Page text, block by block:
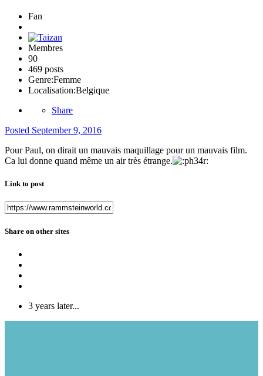
Fan
Membres
90
469 posts
Genre:Femme
Localisation:Belgique
Share
Posted September 9, 2016
Pour Paul, on dirait un mauvais maquillage pour un mauvais film.
Ca lui donne quand même un air très étrange.
Link to post
Share on other sites
3 years later...